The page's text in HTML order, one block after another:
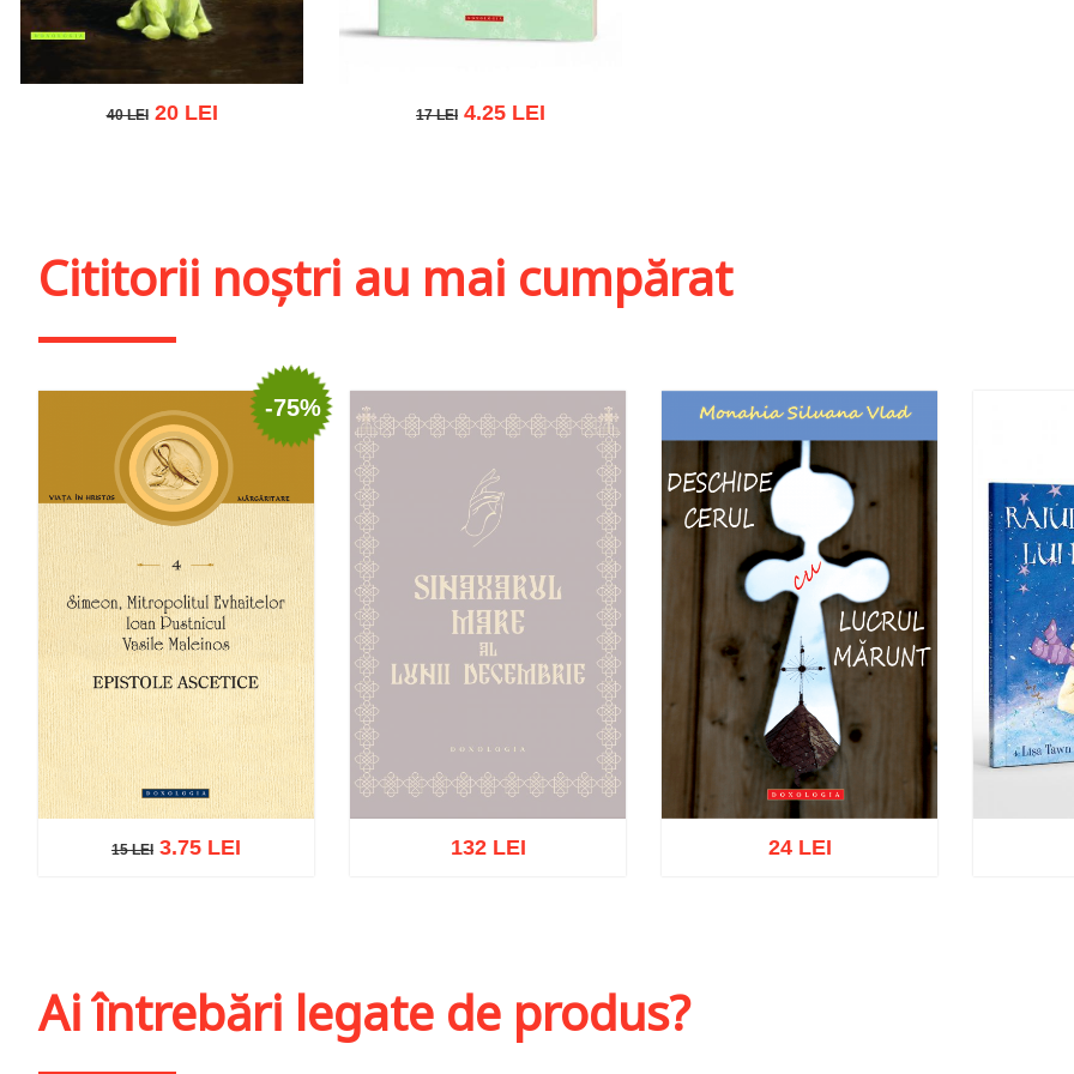
40 LEI
40 LEI20 LEI 17 LEI
17 LEI 4.25 LEI
Cititorii noștri au mai cumpărat
-75%
15 LEI
15 LEI 3.75 LEI 132 LEI 24 LEI
Ai întrebări legate de produs?